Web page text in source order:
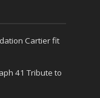
Cartier fit
41 Tribute to